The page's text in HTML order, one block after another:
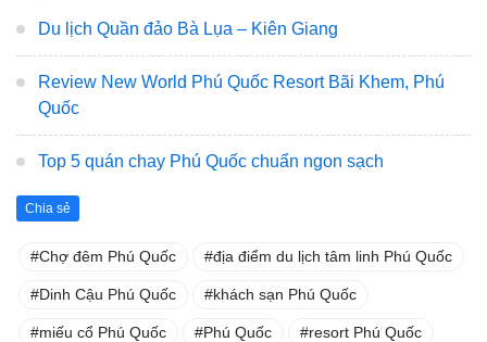
Du lịch Quần đảo Bà Lụa – Kiên Giang
Review New World Phú Quốc Resort Bãi Khem, Phú
Quốc
Top 5 quán chay Phú Quốc chuẩn ngon sạch
Chia sẻ
Chợ đêm Phú Quốc địa điểm du lịch tâm linh Phú Quốc
Dinh Cậu Phú Quốc khách sạn Phú Quốc
miếu cổ Phú Quốc Phú Quốc resort Phú Quốc